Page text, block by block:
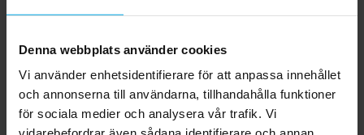
Denna webbplats använder cookies
Vi använder enhetsidentifierare för att anpassa innehållet
och annonserna till användarna, tillhandahålla funktioner
för sociala medier och analysera vår trafik. Vi
Pris:39,00 kr
39,00 kr
KÖP
Pris:9,00 kr
9,00 kr
4.5 5
4 ☆